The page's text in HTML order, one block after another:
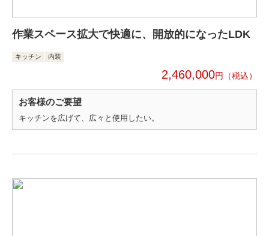
作業スペース拡大で快適に、開放的になったLDK
キッチン 内装
2,460,000円
お客様のご要望
キッチンを広げて、広々と使用したい。